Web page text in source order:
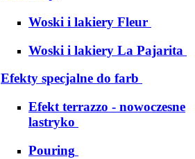
Woski i lakiery Fleur
Woski i lakiery La Pajarita
Efekty specjalne do farb
Efekt terrazzo - nowoczesne
lastryko
Pouring